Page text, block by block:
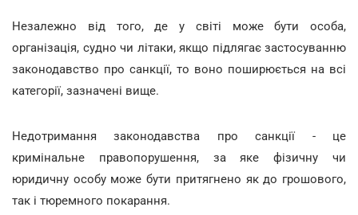
Незалежно від того, де у світі може бути особа,
організація, судно чи літаки, якщо підлягає застосуванню
законодавство про санкції, то воно поширюється на всі
категорії, зазначені вище.
Недотримання законодавства про санкції - це
кримінальне правопорушення, за яке фізичну чи
юридичну особу може бути притягнено як до грошового,
так і тюремного покарання.